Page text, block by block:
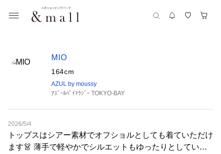
MIO
164cm
AZUL by moussy
ｱｽﾞｰﾙﾊﾞｲﾏｳｼﾞｰ TOKYO-BAY
2026/5/4
トップスはシアー素材でオフショルとしても着ていただけ
ます👗 薄手で軽やかでシルエットもゆったりとしている